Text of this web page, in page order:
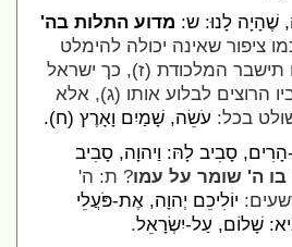
שֶׁהָיָה לָנוּ: ש:מדוע התלות בה'
ציפור שאינה יכולה להימלט
המלכודת (ז), כך ישראל
הרוצים לבלוע אותו (ג), אלא
בכל:עֹשֵׂה, שָׁמַיִם וָאָרֶץ (ח).
סָבִיב לָהּ:וַיהוָה, סָבִיב
ה' שומר על עמו? ת: ה'
יוֹלִיכֵם יְהוָה, אֶת-פֹּעֲלֵי
שָׁלוֹם, עַל-יִשְׂרָאֵל.